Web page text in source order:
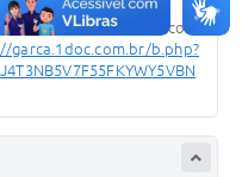
garca.1doc.com.br/b.php?